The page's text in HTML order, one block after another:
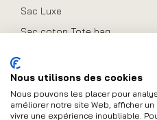
Sac Luxe
Sac coton Tote bag
Sac pliable
Nous utilisons des cookies
Nous pouvons les placer pour
améliorer notre site Web, afficher
vivre une expérience inoubliable.